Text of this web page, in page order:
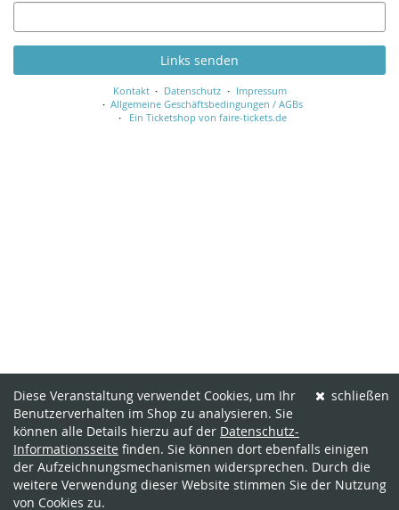
E-
Mail
Links senden
Kontakt Datenschutz
Impressum
Allgemeine Geschäftsbedingungen / AGBs
Ein Ticketshop von faire-tickets.de
schließen
Diese Veranstaltung verwendet Cookies, um Ihr
Benutzerverhalten im Shop zu analysieren. Sie
können alle Details hierzu auf der Datenschutz-
Informationsseite finden. Sie können dort ebenfalls einigen
der Aufzeichnungsmechanismen widersprechen. Durch die
weitere Verwendung dieser Website stimmen Sie der Nutzung
von Cookies zu.